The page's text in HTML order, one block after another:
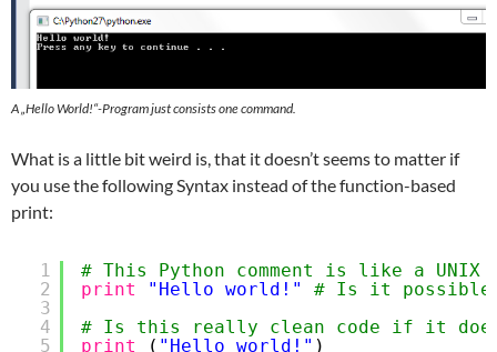
A „Hello World!“-Program just consists one command.
What is a little bit weird is, that it doesn’t seems to matter if
you use the following Syntax instead of the function-based
print:
1
2
3
4
5
# This Python comment is like a UNIX
print
"Hello world!"
# Is it possible
# Is this really clean code if it
print
( "Hello world!" )